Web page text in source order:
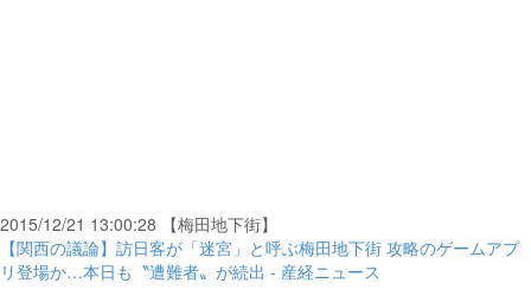
2015/12/21 13:00:28 【梅田地下街】
【関西の議論】訪日客が「迷宮」と呼ぶ梅田地下街 攻略のゲームアプ
リ登場か…本日も〝遭難者〟が続出 - 産経ニュース